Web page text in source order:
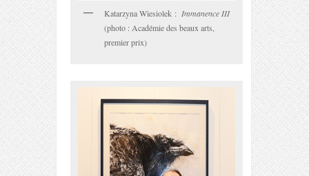
Katarzyna Wiesiolek : Immanence III
(photo : Académie des beaux arts,
premier prix)